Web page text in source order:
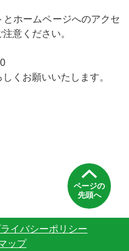
ホームページへのアクセ
意ください。
くお願いいたします。
ページの
先頭へ
イバシーポリシー
ップ